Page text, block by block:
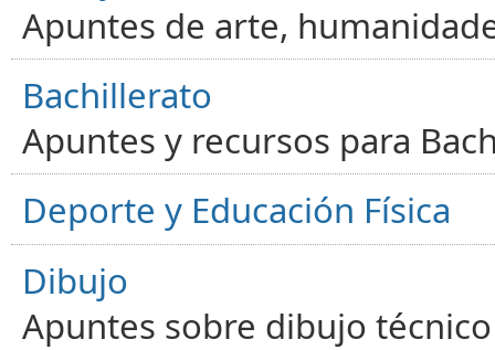
Apuntes de arte,
Bachillerato
Apuntes y recursos para
Deporte y Educación Física
Dibujo
Apuntes sobre dibujo